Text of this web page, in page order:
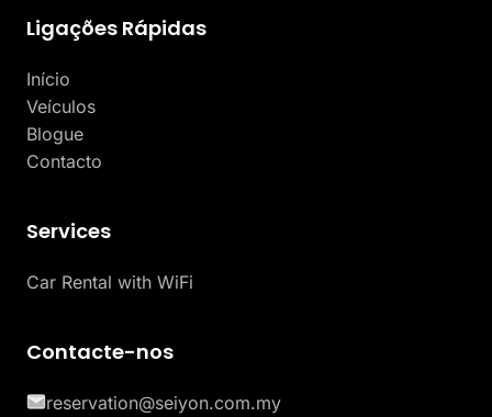
Services
Car Rental with WiFi
Ligações Rápidas
Início
Veículos
Blogue
Contacto
Contacte-nos
reservation@seiyon.com.my